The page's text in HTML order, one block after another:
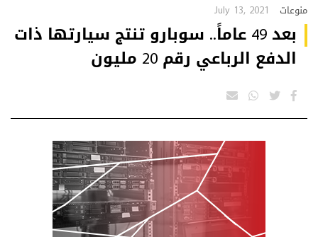
منوعات July 13, 2021
بعد 49 عاماً.. سوبارو تنتج سيارتها ذات
الدفع الرباعي رقم 20 مليون